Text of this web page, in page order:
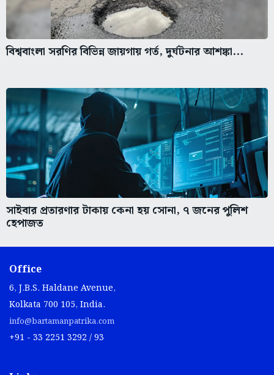
বিশ্ববাংলা সরণির বিভিন্ন জায়গায় গর্ত, দুর্ঘটনার আশঙ্কা...
সাইবার প্রতারণার টাকায় কেনা হয় সোনা, ৭ জনের পুলিশ
হেপাজত
Office
6, J.B.S. Haldane Avenue,
Kolkata 700 105, India.
info@bartamanpatrika.com
+91 - 33 2251 3292 / 93